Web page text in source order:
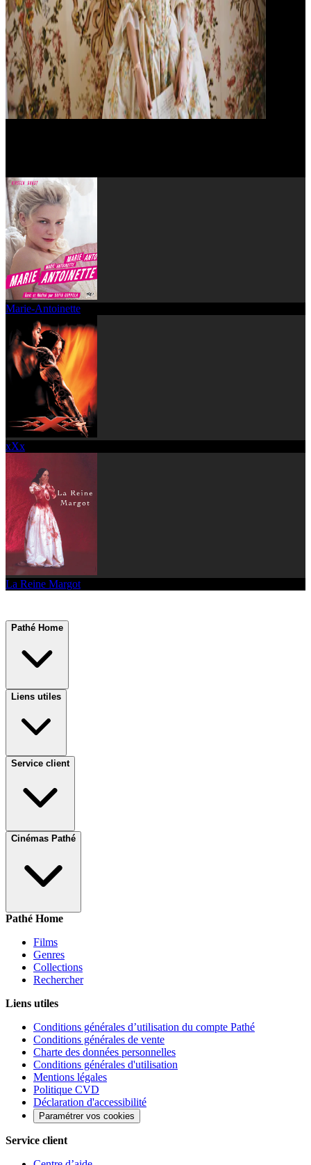
Marie-Antoinette
xXx
La Reine Margot
Pathé Home
Liens utiles
Service client
Cinémas Pathé
Pathé Home
Films
Genres
Collections
Rechercher
Liens utiles
Conditions générales d’utilisation du compte Pathé
Conditions générales de vente
Charte des données personnelles
Conditions générales d'utilisation
Mentions légales
Politique CVD
Déclaration d'accessibilité
Paramétrer vos cookies
Service client